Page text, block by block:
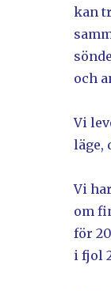
kan
och
Vi
läge,
Vi
om
för
i fjol